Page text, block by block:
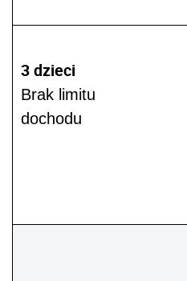
3 dzieci
Brak limitu
dochodu